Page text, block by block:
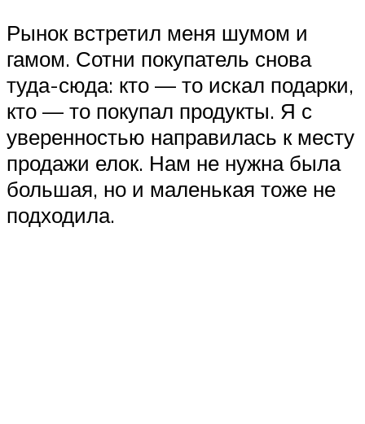
Рынок встретил меня шумом и
гамом. Сотни покупатель снова
туда-сюда: кто — то искал подарки,
кто — то покупал продукты. Я с
уверенностью направилась к месту
продажи елок. Нам не нужна была
большая, но и маленькая тоже не
подходила.